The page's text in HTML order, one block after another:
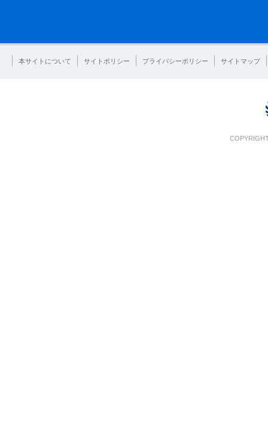
本サイトについて サイトポリシー プライバシーポリシー サイトマップ